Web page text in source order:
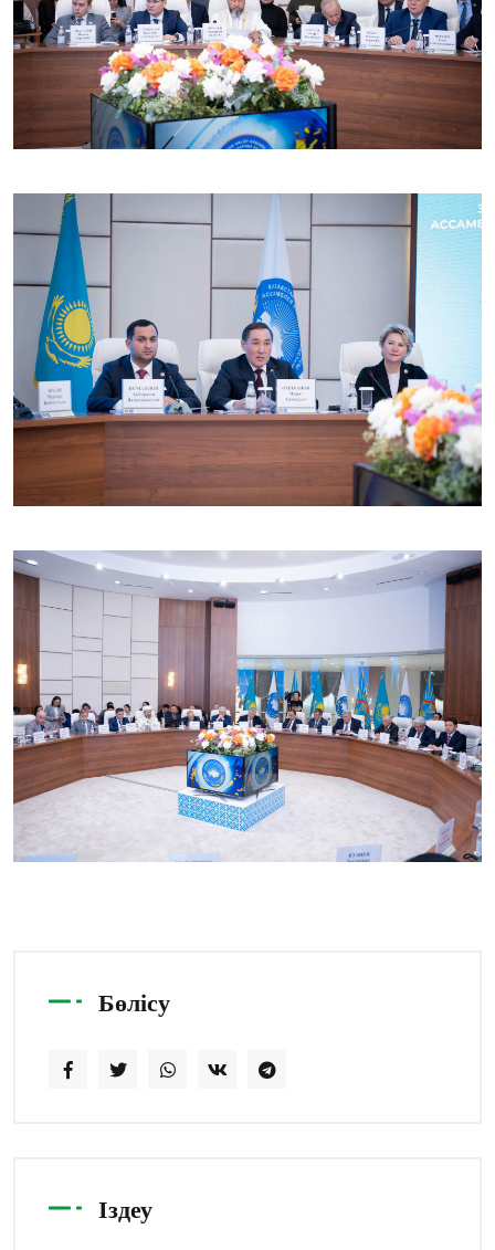
Бөлісу
Іздеу